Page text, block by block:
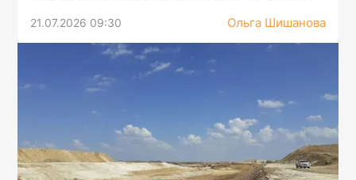
21.07.2026 09:30 Ольга Шишанова